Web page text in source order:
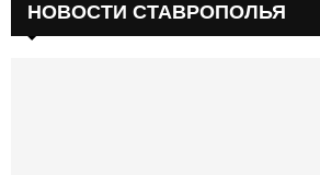
НОВОСТИ СТАВРОПОЛЬЯ